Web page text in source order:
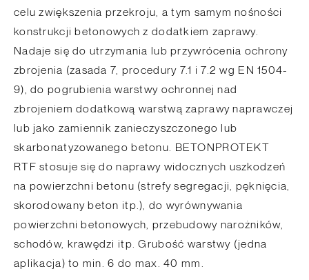
celu zwiększenia przekroju, a tym samym nośności
konstrukcji betonowych z dodatkiem zaprawy.
Nadaje się do utrzymania lub przywrócenia ochrony
zbrojenia (zasada 7, procedury 7.1 i 7.2 wg EN 1504-
9), do pogrubienia warstwy ochronnej nad
zbrojeniem dodatkową warstwą zaprawy naprawczej
lub jako zamiennik zanieczyszczonego lub
skarbonatyzowanego betonu. BETONPROTEKT
RTF stosuje się do naprawy widocznych uszkodzeń
na powierzchni betonu (strefy segregacji, pęknięcia,
skorodowany beton itp.), do wyrównywania
powierzchni betonowych, przebudowy narożników,
schodów, krawędzi itp. Grubość warstwy (jedna
aplikacja) to min. 6 do max. 40 mm.